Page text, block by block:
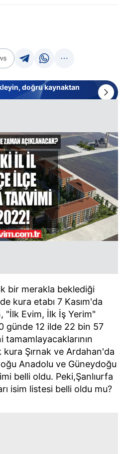
doğru kaynaktan
bir merakla beklediği
kura etabı 7 Kasım'da
"İlk Evim, İlk İş Yerim"
günde 12 ilde 22 bin 57
Şırnak ve Ardahan'da
Anadolu ve Güneydoğu
belli oldu. Peki,Şanlıurfa
isim listesi belli oldu mu?